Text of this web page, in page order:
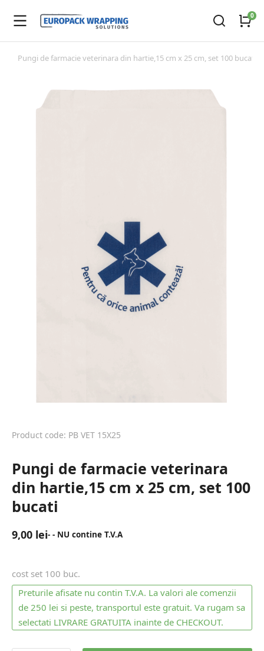
You are here:
Pungi de farmacie veterinara din hartie,15 cm x 25 cm, set 100 bucati
Product code: PB VET 15X25
Pungi de farmacie veterinara
din hartie,15 cm x 25 cm, set 100
bucati
9,00 lei- - NU contine T.V.A
cost set 100 buc.
Preturile afisate nu contin T.V.A. La valori ale comenzii
de 250 lei si peste, transportul este gratuit. Va rugam sa
selectati LIVRARE GRATUITA inainte de CHECKOUT.